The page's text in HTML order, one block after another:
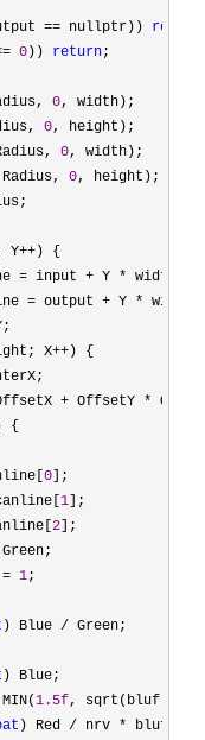
== nullptr)) return
0)) return;
0, width);
0, height);
0, width);
0, height);
Y++) {
= input + Y * width *
= output + Y *
X++) {
+ OffsetY *
{
0];
1];
2];
Green;
1;
) Blue / Green;
) Blue;
1.5f, sqrt(bluf)));
) Red / nrv * bluf;